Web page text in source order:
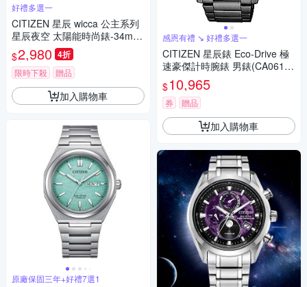
好禮多選一
CITIZEN 星辰 wicca 公主系列
星辰夜空 太陽能時尚錶-34mm
KP2-647-71R
$2,980 4折
限時下殺 贈品
加入購物車
原廠保固三年+好禮7選1
感恩有禮 ↘ 好禮多選一
CITIZEN 星辰錶 Eco-Drive 極
速豪傑計時腕錶 男錶(CA0615-
59E)43mm 手錶 光動能錶 聖誕
節 禮物
$10,965
券 贈品
加入購物車